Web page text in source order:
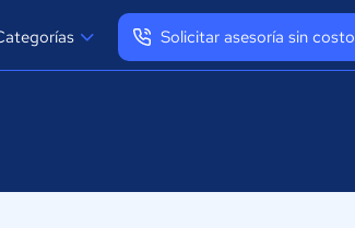
Solicitar asesoría sin costo